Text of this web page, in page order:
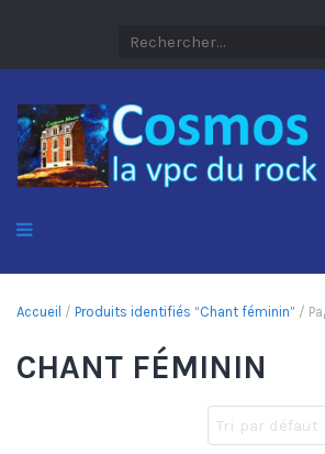
Accueil / Produits identifiés “Chant féminin” /
CHANT FÉMININ